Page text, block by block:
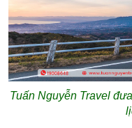
Tuấn Nguyễn Travel